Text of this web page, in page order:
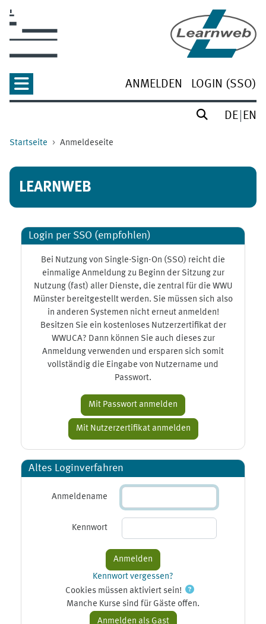
ANMELDEN LOGIN (SSO)
DE EN
Startseite Anmeldeseite
LEARNWEB
Login per SSO (empfohlen)
Bei Nutzung von Single-Sign-On (SSO) reicht die
einmalige Anmeldung zu Beginn der Sitzung zur
Nutzung (fast) aller Dienste, die zentral für die WWU
Münster bereitgestellt werden. Sie müssen sich also
in anderen Systemen nicht erneut anmelden!
Besitzen Sie ein kostenloses Nutzerzertifikat der
WWUCA? Dann können Sie auch dieses zur
Anmeldung verwenden und ersparen sich somit
vollständig die Eingabe von Nutzername und
Passwort.
Altes Loginverfahren
Anmeldename
Kennwort
Kennwort vergessen?
Cookies müssen aktiviert sein!
Manche Kurse sind für Gäste offen.